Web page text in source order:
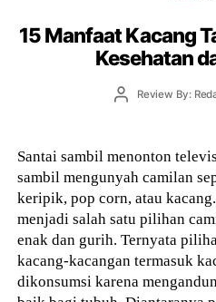
15 Manfaat Kacang
Kesehatan
PostReview By:
Santai sambil menonton
sambil mengunyah camilan
keripik, pop corn, atau
menjadi salah satu pilihan
enak dan gurih. Ternyata
kacang-kacangan termasuk
dikonsumsi karena